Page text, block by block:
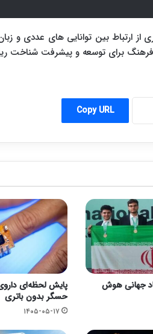
ارتباط بین توانایی های عددی و
و فرهنگ برای توسعه و پیشرفت شناخت
Copy URL
جهانی هوش
پایش لحظه‌ای
حسگر بدون باتری
۱۴۰۵-۰۵-۱۷